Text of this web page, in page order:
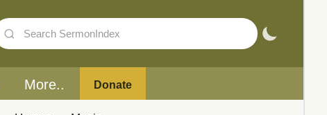
More.. Donate